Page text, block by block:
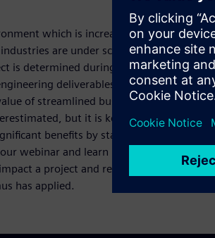
which is increasingly competitive
are under scrutiny. About 80
is determined during the process design
deliverables and cost
of streamlined business processes and
but it is key for reduce
benefits by standardizing their pre-
webinar and learn how standardized
a project and reduces CAPEX and
has applied.